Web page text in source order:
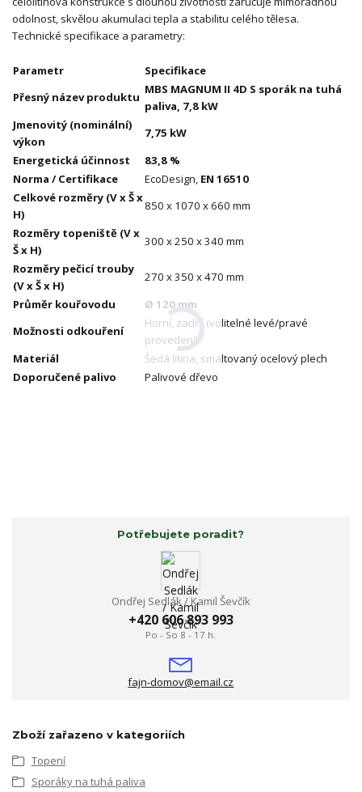
odolnost, skvělou akumulaci tepla a stabilitu celého tělesa.
Technické specifikace a parametry:
Parametr
Specifikace
Přesný název produktu
MBS MAGNUM II 4D S sporák na tuhá
paliva, 7,8 kW
Jmenovitý (nominální)
výkon
7,75 kW
Energetická účinnost
83,8 %
Norma / Certifikace
EcoDesign, EN 16510
Celkové rozměry (V x Š x
H)
850 x 1070 x 660 mm
Rozměry topeniště (V x
Š x H)
300 x 250 x 340 mm
Rozměry pečicí trouby
(V x Š x H)
270 x 350 x 470 mm
Průměr kouřovodu
Ø 120 mm
Možnosti odkouření
Horní, zadní (volitelné levé/pravé
provedení)
Materiál
Šedá litina, smaltovaný ocelový plech
Doporučené palivo
Palivové dřevo
Potřebujete poradit?
Ondřej Sedlák / Kamil Ševčík
+420 606 893 993
Po - So 8 - 17 h.
fajn-domov@email.cz
Zboží zařazeno v kategoriích
Topení
Sporáky na tuhá paliva